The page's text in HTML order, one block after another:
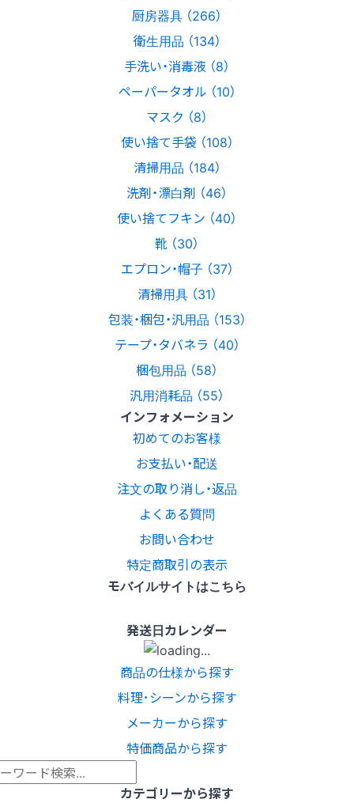
厨房器具 （266）
衛生用品 （134）
手洗い・消毒液 （8）
ペーパータオル （10）
マスク （8）
使い捨て手袋 （108）
清掃用品 （184）
洗剤・漂白剤 （46）
使い捨てフキン （40）
靴 （30）
エプロン・帽子 （37）
清掃用具 （31）
包装・梱包・汎用品 （153）
テープ・タバネラ （40）
梱包用品 （58）
汎用消耗品 （55）
インフォメーション
初めてのお客様
お支払い・配送
注文の取り消し・返品
よくある質問
お問い合わせ
特定商取引の表示
モバイルサイトはこちら
発送日カレンダー
商品の仕様から探す
料理･シーンから探す
メーカーから探す
特価商品から探す
カテゴリーから探す